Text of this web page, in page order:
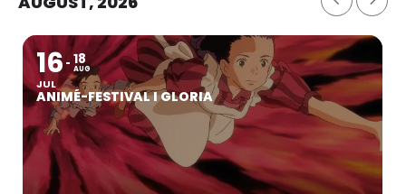
16
JUL
18
AUG
ANIMÉ-FESTIVAL I GLORIA